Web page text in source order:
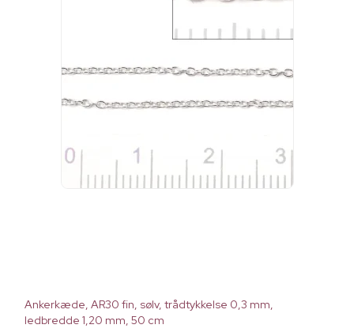
Ankerkæde, AR30 fin, sølv, trådtykkelse 0,3 mm,
ledbredde 1,20 mm, 50 cm